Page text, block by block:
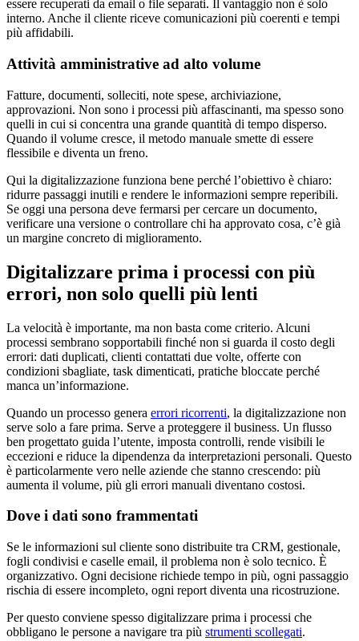
essere recuperati da email o file separati. Il vantaggio non è solo
interno. Anche il cliente riceve comunicazioni più coerenti e tempi
più affidabili.
Attività amministrative ad alto volume
Fatture, documenti, solleciti, note spese, archiviazione,
approvazioni. Non sono i processi più affascinanti, ma spesso sono
quelli in cui si concentra una grande quantità di tempo disperso.
Quando il volume cresce, il metodo manuale smette di essere
flessibile e diventa un freno.
Qui la digitalizzazione funziona bene perché l’obiettivo è chiaro:
ridurre passaggi inutili e rendere le informazioni sempre reperibili.
Se oggi una persona deve fermarsi per cercare un documento,
verificare una versione o controllare chi ha approvato cosa, c’è già
un margine concreto di miglioramento.
Digitalizzare prima i processi con più
errori, non solo quelli più lenti
La velocità è importante, ma non basta come criterio. Alcuni
processi sembrano sopportabili finché non si guarda il costo degli
errori: dati duplicati, clienti contattati due volte, offerte con
condizioni sbagliate, task dimenticati, pratiche bloccate perché
manca un’informazione.
Quando un processo genera errori ricorrenti, la digitalizzazione non
serve solo a fare prima. Serve a proteggere il business. Un flusso
ben progettato guida l’utente, imposta controlli, rende visibili le
eccezioni e riduce la dipendenza da interpretazioni personali. Questo
è particolarmente vero nelle aziende che stanno crescendo: più
aumenta il volume, più gli errori manuali diventano costosi.
Dove i dati sono frammentati
Se le informazioni sul cliente sono distribuite tra CRM, gestionale,
fogli condivisi e caselle email, il problema non è solo tecnico. È
organizzativo. Ogni decisione richiede tempo in più, ogni passaggio
rischia di essere incompleto, ogni report diventa una ricostruzione.
Per questo conviene spesso digitalizzare prima i processi che
obbligano le persone a navigare tra più strumenti scollegati.